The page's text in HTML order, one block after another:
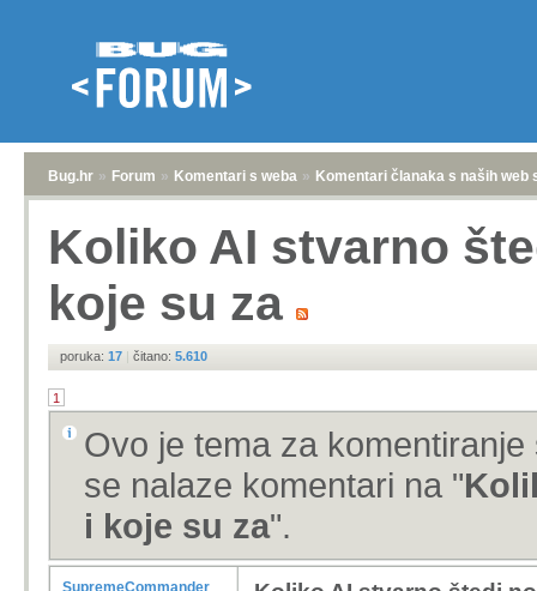
Bug.hr » Forum » Komentari s weba » Komentari članaka s naših web
Koliko AI stvarno
koje su za
poruka: 17 | čitano: 5.610
1
Ovo je tema za
se nalaze komentari na "
i koje su za".
SupremeCommander